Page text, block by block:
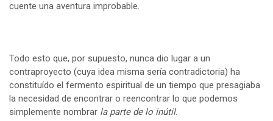
cuente una aventura improbable.
Todo esto que, por supuesto, nunca dio lugar a un
contraproyecto (cuya idea misma sería contradictoria) ha
constituído el fermento espiritual de un tiempo que presagiaba
la necesidad de encontrar o reencontrar lo que podemos
simplemente nombrar la parte de lo inútil.